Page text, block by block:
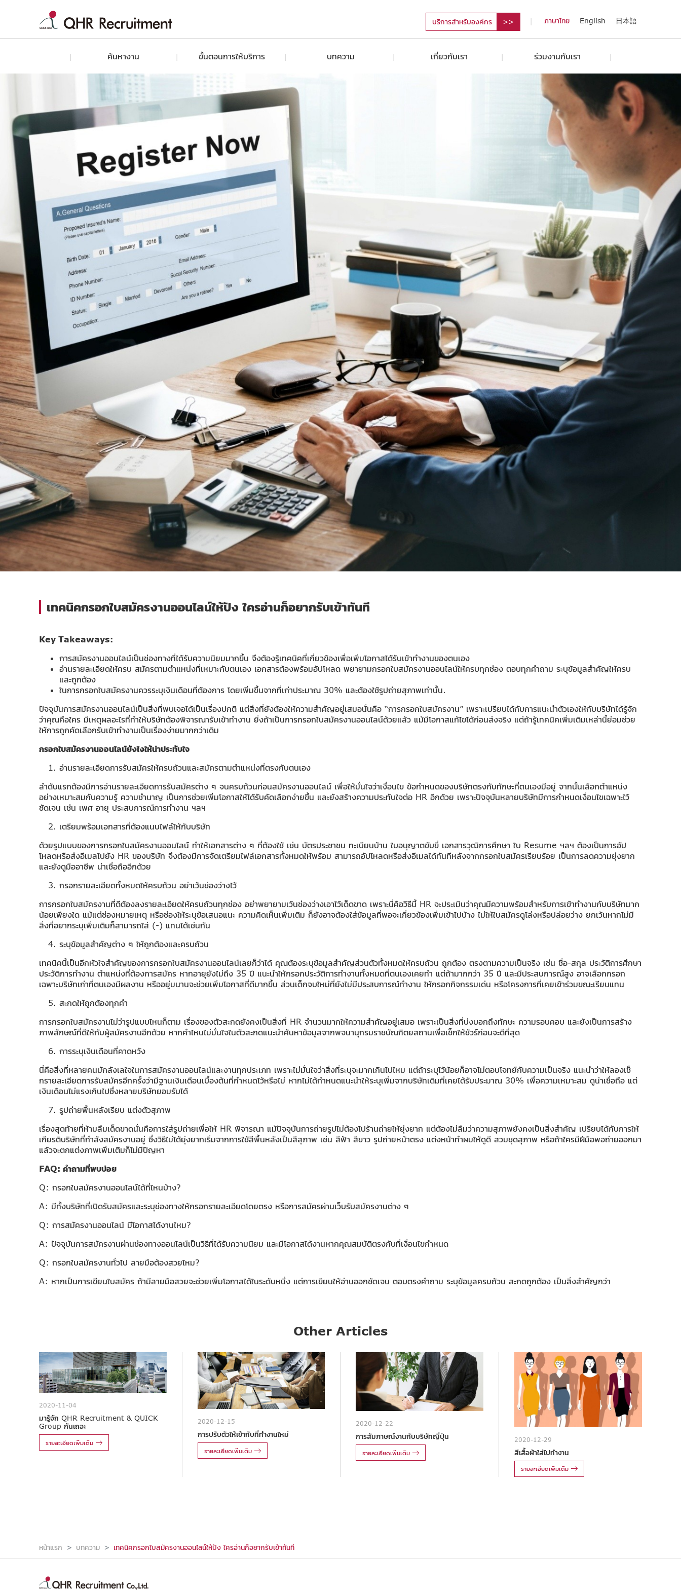
บริการสำหรับองค์กร ภาษาไทย English 日本語
ค้นหางาน ขั้นตอนการให้บริการ บทความ เกี่ยวกับเรา ร่วมงานกับเรา
เทคนิคกรอกใบสมัครงานออนไลน์ให้ปัง ใครอ่านก็อยากรับเข้าทันที
Key Takeaways:
การสมัครงานออนไลน์เป็นช่องทางที่ได้รับความนิยมมากขึ้น จึงต้องรู้เทคนิคที่เกี่ยวข้องเพื่อเพิ่มโอกาสได้รับเข้าทำงานของตนเอง
อ่านรายละเอียดให้ครบ สมัครตามตำแหน่งที่เหมาะกับตนเอง เอกสารต้องพร้อมอัปโหลด พยายามกรอกใบสมัครงานออนไลน์ให้ครบทุกช่อง ตอบทุกคำถาม ระบุข้อมูลสำคัญให้ครบ
และถูกต้อง
ในการกรอกใบสมัครงานควรระบุเงินเดือนที่ต้องการ โดยเพิ่มขึ้นจากที่เก่าประมาณ 30% และต้องใช้รูปถ่ายสุภาพเท่านั้น.
ปัจจุบันการสมัครงานออนไลน์เป็นสิ่งที่พบเจอได้เป็นเรื่องปกติ แต่สิ่งที่ยังต้องให้ความสำคัญอยู่เสมอนั่นคือ “การกรอกใบสมัครงาน” เพราะเปรียบได้กับการแนะนำตัวเองให้กับบริษัทได้รู้จัก
ว่าคุณคือใคร มีเหตุผลอะไรที่ทำให้บริษัทต้องพิจารณารับเข้าทำงาน ยิ่งถ้าเป็นการกรอกใบสมัครงานออนไลน์ด้วยแล้ว แม้มีโอกาสแก้ไขได้ก่อนส่งจริง แต่ถ้ารู้เทคนิคเพิ่มเติมเหล่านี้ย่อมช่วย
ให้การถูกคัดเลือกรับเข้าทำงานเป็นเรื่องง่ายมากกว่าเดิม
กรอกใบสมัครงานออนไลน์ยังไงให้น่าประทับใจ
อ่านรายละเอียดการรับสมัครให้ครบถ้วนและสมัครตามตำแหน่งที่ตรงกับตนเอง
ลำดับแรกต้องมีการอ่านรายละเอียดการรับสมัครต่าง ๆ จนครบถ้วนก่อนสมัครงานออนไลน์ เพื่อให้มั่นใจว่าเงื่อนไข ข้อกำหนดของบริษัทตรงกับทักษะที่ตนเองมีอยู่ จากนั้นเลือกตำแหน่ง
อย่างเหมาะสมกับความรู้ ความชำนาญ เป็นการช่วยเพิ่มโอกาสให้ได้รับคัดเลือกง่ายขึ้น และยังสร้างความประทับใจต่อ HR อีกด้วย เพราะปัจจุบันหลายบริษัทมีการกำหนดเงื่อนไขเฉพาะไว้
ชัดเจน เช่น เพศ อายุ ประสบการณ์การทำงาน ฯลฯ
เตรียมพร้อมเอกสารที่ต้องแนบไฟล์ให้กับบริษัท
ด้วยรูปแบบของการกรอกใบสมัครงานออนไลน์ ทำให้เอกสารต่าง ๆ ที่ต้องใช้ เช่น บัตรประชาชน ทะเบียนบ้าน ใบอนุญาตขับขี่ เอกสารวุฒิการศึกษา ใบ Resume ฯลฯ ต้องเป็นการอัป
โหลดหรือส่งอีเมลไปยัง HR ของบริษัท จึงต้องมีการจัดเตรียมไฟล์เอกสารทั้งหมดให้พร้อม สามารถอัปโหลดหรือส่งอีเมลได้ทันทีหลังจากกรอกใบสมัครเรียบร้อย เป็นการลดความยุ่งยาก
และยังดูมืออาชีพ น่าเชื่อถืออีกด้วย
กรอกรายละเอียดทั้งหมดให้ครบถ้วน อย่าเว้นช่องว่างไว้
การกรอกใบสมัครงานที่ดีต้องลงรายละเอียดให้ครบถ้วนทุกช่อง อย่าพยายามเว้นช่องว่างเอาไว้เด็ดขาด เพราะนี่คือวิธีนี้ HR จะประเมินว่าคุณมีความพร้อมสำหรับการเข้าทำงานกับบริษัทมาก
น้อยเพียงใด แม้แต่ช่องหมายเหตุ หรือช่องให้ระบุข้อเสนอแนะ ความคิดเห็นเพิ่มเติม ก็ยังอาจต้องใส่ข้อมูลที่พอจะเกี่ยวข้องเพิ่มเข้าไปบ้าง ไม่ให้ใบสมัครดูโล่งหรือปล่อยว่าง ยกเว้นหากไม่มี
สิ่งที่อยากระบุเพิ่มเติมก็สามารถใส่ (-) แทนได้เช่นกัน
ระบุข้อมูลสำคัญต่าง ๆ ให้ถูกต้องและครบถ้วน
เทคนิคนี้เป็นอีกหัวใจสำคัญของการกรอกใบสมัครงานออนไลน์เลยก็ว่าได้ คุณต้องระบุข้อมูลสำคัญส่วนตัวทั้งหมดให้ครบถ้วน ถูกต้อง ตรงตามความเป็นจริง เช่น ชื่อ-สกุล ประวัติการศึกษา
ประวัติการทำงาน ตำแหน่งที่ต้องการสมัคร หากอายุยังไม่ถึง 35 ปี แนะนำให้กรอกประวัติการทำงานทั้งหมดที่ตนเองเคยทำ แต่ถ้ามากกว่า 35 ปี และมีประสบการณ์สูง อาจเลือกกรอก
เฉพาะบริษัทเก่าที่ตนเองมีผลงาน หรืออยู่มนานจะช่วยเพิ่มโอกาสที่ดีมากขึ้น ส่วนเด็กจบใหม่ที่ยังไม่มีประสบการณ์ทำงาน ให้กรอกกิจกรรมเด่น หรือโครงการที่เคยเข้าร่วมขณะเรียนแทน
สะกดให้ถูกต้องทุกคำ
การกรอกใบสมัครงานไม่ว่ารูปแบบไหนก็ตาม เรื่องของตัวสะกดยังคงเป็นสิ่งที่ HR จำนวนมากให้ความสำคัญอยู่เสมอ เพราะเป็นสิ่งที่บ่งบอกถึงทักษะ ความรอบคอบ และยังเป็นการสร้าง
ภาพลักษณ์ที่ดีให้กับผู้สมัครงานอีกด้วย หากคำไหนไม่มั่นใจในตัวสะกดแนะนำค้นหาข้อมูลจากพจนานุกรมราชบัณฑิตยสถานเพื่อเช็กให้ชัวร์ก่อนจะดีที่สุด
การระบุเงินเดือนที่คาดหวัง
นี่คือสิ่งที่หลายคนมักลังเลใจในการสมัครงานออนไลน์และงานทุกประเภท เพราะไม่มั่นใจว่าสิ่งที่ระบุจะมากเกินไปไหม แต่ถ้าระบุไว้น้อยก็อาจไม่ตอบโจทย์กับความเป็นจริง แนะนำว่าให้ลองเช็
กรายละเอียดการรับสมัครอีกครั้งว่ามีฐานเงินเดือนเบื้องต้นที่กำหนดไว้หรือไม่ หากไม่ได้กำหนดแนะนำให้ระบุเพิ่มจากบริษัทเดิมที่เคยได้รับประมาณ 30% เพื่อความเหมาะสม ดูน่าเชื่อถือ แต่
เงินเดือนไม่แรงเกินไปซึ่งหลายบริษัทยอมรับได้
รูปถ่ายพื้นหลังเรียบ แต่งตัวสุภาพ
เรื่องสุดท้ายที่ห้ามลืมเด็ดขาดนั่นคือการใส่รูปถ่ายเพื่อให้ HR พิจารณา แม้ปัจจุบันการถ่ายรูปไม่ต้องไปร้านถ่ายให้ยุ่งยาก แต่ต้องไม่ลืมว่าความสุภาพยังคงเป็นสิ่งสำคัญ เปรียบได้กับการให้
เกียรติบริษัทที่กำลังสมัครงานอยู่ ซึ่งวิธีไม่ได้ยุ่งยากเริ่มจากการใช้สีพื้นหลังเป็นสีสุภาพ เช่น สีฟ้า สีขาว รูปถ่ายหน้าตรง แต่งหน้าทำผมให้ดูดี สวมชุดสุภาพ หรือถ้าใครมีฝีมือพอถ่ายออกมา
แล้วจะตกแต่งภาพเพิ่มเติมก็ไม่มีปัญหา
FAQ: คำถามที่พบบ่อย
Q: กรอกใบสมัครงานออนไลน์ได้ที่ไหนบ้าง?
A: มีทั้งบริษัทที่เปิดรับสมัครและระบุช่องทางให้กรอกรายละเอียดโดยตรง หรือการสมัครผ่านเว็บรับสมัครงานต่าง ๆ
Q: การสมัครงานออนไลน์ มีโอกาสได้งานไหม?
A: ปัจจุบันการสมัครงานผ่านช่องทางออนไลน์เป็นวิธีที่ได้รับความนิยม และมีโอกาสได้งานหากคุณสมบัติตรงกับที่เงื่อนไขกำหนด
Q: กรอกใบสมัครงานทั่วไป ลายมือต้องสวยไหม?
A: หากเป็นการเขียนใบสมัคร ถ้ามีลายมือสวยจะช่วยเพิ่มโอกาสได้ในระดับหนึ่ง แต่การเขียนให้อ่านออกชัดเจน ตอบตรงคำถาม ระบุข้อมูลครบถ้วน สะกดถูกต้อง เป็นสิ่งสำคัญกว่า
Other Articles
2020-11-04
มารู้จัก QHR Recruitment & QUICK
Group กันเถอะ
รายละเอียดเพิ่มเติม
2020-12-15
การปรับตัวให้เข้ากับที่ทำงานใหม่
รายละเอียดเพิ่มเติม
2020-12-22
การสัมภาษณ์งานกับบริษัทญี่ปุ่น
รายละเอียดเพิ่มเติม
2020-12-29
สีเสื้อผ้าใส่ไปทำงาน
รายละเอียดเพิ่มเติม
หน้าแรก บทความ เทคนิคกรอกใบสมัครงานออนไลน์ให้ปัง ใครอ่านก็อยากรับเข้าทันที